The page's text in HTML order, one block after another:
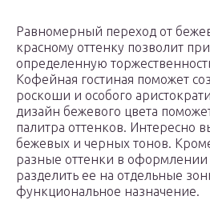
Равномерный переход от
красному оттенку позволит
определенную
Кофейная гостиная поможет
роскоши и особого
дизайн бежевого цвета
палитра оттенков. Интересно
бежевых и черных тонов.
разные оттенки в
разделить ее на отдельные
функциональное назначение.